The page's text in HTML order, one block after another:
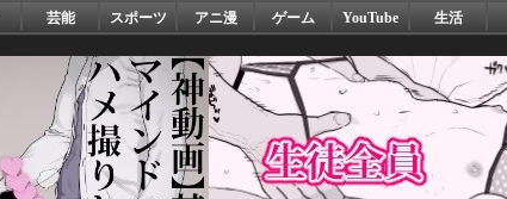
芸能 スポーツ アニ漫 ゲーム YouTube 生活